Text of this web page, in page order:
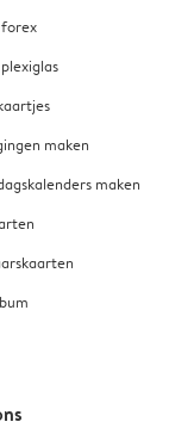
maken
maken